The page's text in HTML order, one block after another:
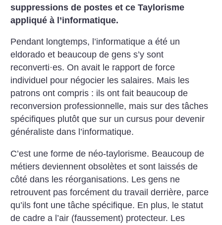
suppressions de postes et ce Taylorisme
appliqué à l’informatique.
Pendant longtemps, l’informatique a été un
eldorado et beaucoup de gens s’y sont
reconverti·es. On avait le rapport de force
individuel pour négocier les salaires. Mais les
patrons ont compris : ils ont fait beaucoup de
reconversion professionnelle, mais sur des tâches
spécifiques plutôt que sur un cursus pour devenir
généraliste dans l’informatique.
C’est une forme de néo-taylorisme. Beaucoup de
métiers deviennent obsolètes et sont laissés de
côté dans les réorganisations. Les gens ne
retrouvent pas forcément du travail derrière, parce
qu’ils font une tâche spécifique. En plus, le statut
de cadre a l’air (faussement) protecteur. Les